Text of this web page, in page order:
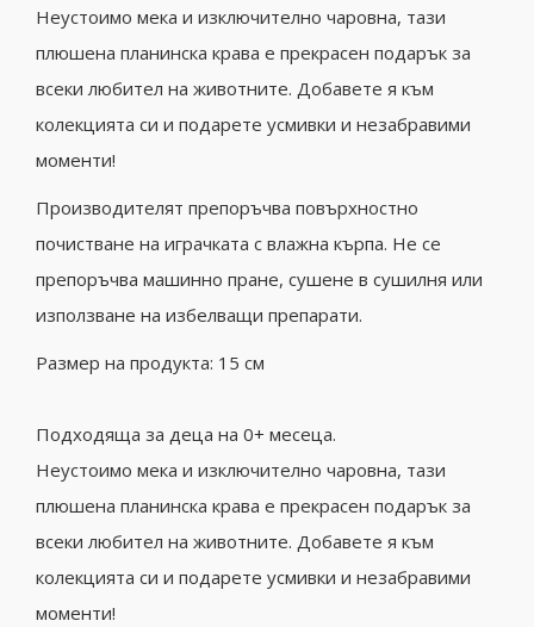
Неустоимо мека и изключително чаровна, тази
плюшена планинска крава е прекрасен подарък за
всеки любител на животните. Добавете я към
колекцията си и подарете усмивки и незабравими
моменти!
Производителят препоръчва повърхностно
почистване на играчката с влажна кърпа. Не се
препоръчва машинно пране, сушене в сушилня или
използване на избелващи препарати.
Размер на продукта: 15 см
Подходяща за деца на 0+ месеца.
Неустоимо мека и изключително чаровна, тази
плюшена планинска крава е прекрасен подарък за
всеки любител на животните. Добавете я към
колекцията си и подарете усмивки и незабравими
моменти!